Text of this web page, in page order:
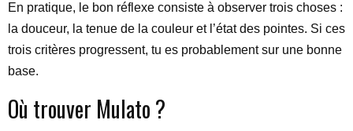
En pratique, le bon réflexe consiste à observer trois choses :
la douceur, la tenue de la couleur et l’état des pointes. Si ces
trois critères progressent, tu es probablement sur une bonne
base.
Où trouver Mulato ?